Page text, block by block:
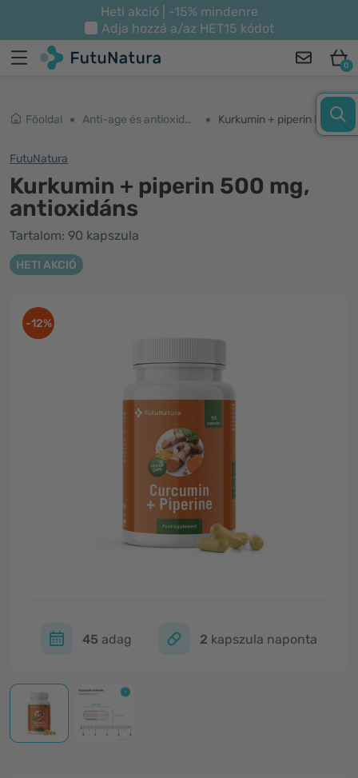
Heti akció | -15% mindenre
Adja hozzá a/az HET15 kódot
0
Főoldal Anti-age és antioxidánsok Kurkumin + piperin 500 mg, antioxidáns
FutuNatura
Kurkumin + piperin 500 mg,
antioxidáns
Tartalom: 90 kapszula
HETI AKCIÓ
-12%
45 adag 2 kapszula naponta